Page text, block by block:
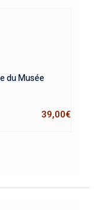
du Musée
39,00€